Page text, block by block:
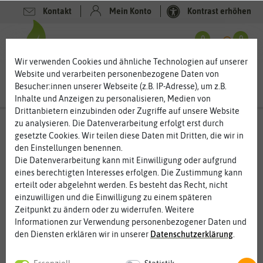
Kontakt Mein Konto Kontrast erhöhen
0 0
-50%
Wir verwenden Cookies und ähnliche Technologien auf unserer
Website und verarbeiten personenbezogene Daten von
Besucher:innen unserer Webseite (z.B. IP-Adresse), um z.B.
Inhalte und Anzeigen zu personalisieren, Medien von
Drittanbietern einzubinden oder Zugriffe auf unsere Website
zu analysieren. Die Datenverarbeitung erfolgt erst durch
gesetzte Cookies. Wir teilen diese Daten mit Dritten, die wir in
den Einstellungen benennen.
Die Datenverarbeitung kann mit Einwilligung oder aufgrund
eines berechtigten Interesses erfolgen. Die Zustimmung kann
erteilt oder abgelehnt werden. Es besteht das Recht, nicht
einzuwilligen und die Einwilligung zu einem späteren
Zeitpunkt zu ändern oder zu widerrufen. Weitere
Informationen zur Verwendung personenbezogener Daten und
den Diensten erklären wir in unserer Daten­schutz­erklärung.